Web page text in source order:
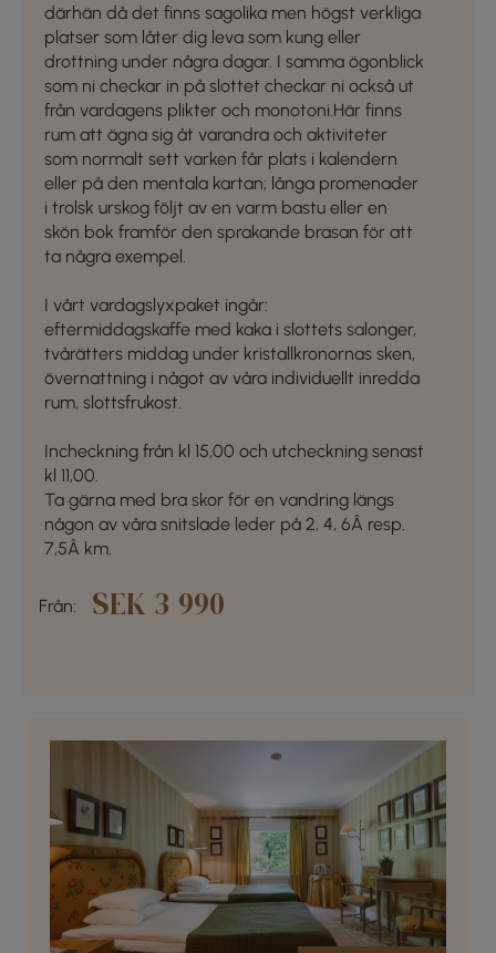
därhän då det finns sagolika men högst verkliga
platser som låter dig leva som kung eller
drottning under några dagar. I samma ögonblick
som ni checkar in på slottet checkar ni också ut
från vardagens plikter och monotoni.Här finns
rum att ägna sig åt varandra och aktiviteter
som normalt sett varken får plats i kalendern
eller på den mentala kartan; långa promenader
i trolsk urskog följt av en varm bastu eller en
skön bok framför den sprakande brasan för att
ta några exempel.
I vårt vardagslyxpaket ingår:
eftermiddagskaffe med kaka i slottets salonger,
tvårätters middag under kristallkronornas sken,
övernattning i något av våra individuellt inredda
rum, slottsfrukost.
Incheckning från kl 15,00 och utcheckning senast
kl 11,00.
Ta gärna med bra skor för en vandring längs
någon av våra snitslade leder på 2, 4, 6Â resp.
7,5Â km.
Från: SEK 3 990